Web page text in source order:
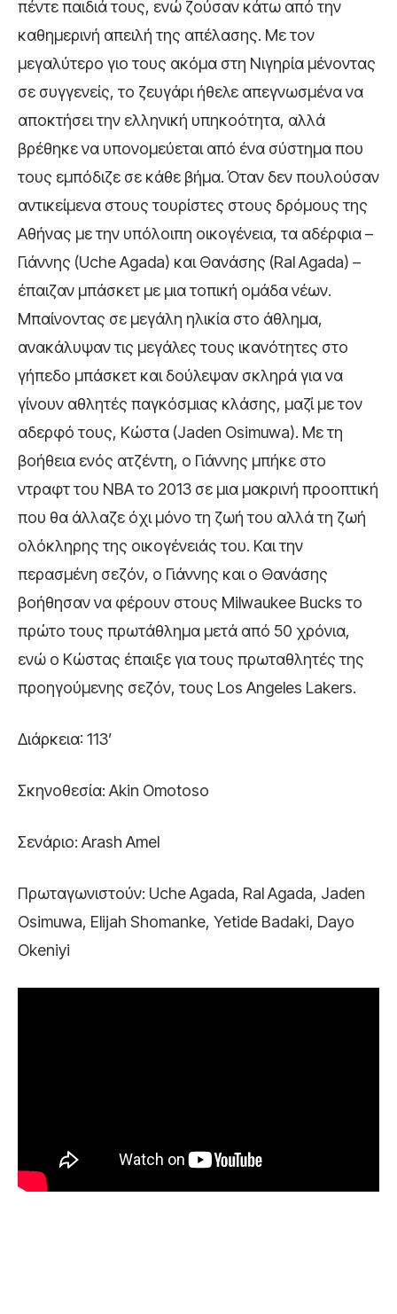
πέντε παιδιά τους, ενώ ζούσαν κάτω από την
καθημερινή απειλή της απέλασης. Με τον
μεγαλύτερο γιο τους ακόμα στη Νιγηρία μένοντας
σε συγγενείς, το ζευγάρι ήθελε απεγνωσμένα να
αποκτήσει την ελληνική υπηκοότητα, αλλά
βρέθηκε να υπονομεύεται από ένα σύστημα που
τους εμπόδιζε σε κάθε βήμα. Όταν δεν πουλούσαν
αντικείμενα στους τουρίστες στους δρόμους της
Αθήνας με την υπόλοιπη οικογένεια, τα αδέρφια –
Γιάννης (Uche Agada) και Θανάσης (Ral Agada) –
έπαιζαν μπάσκετ με μια τοπική ομάδα νέων.
Μπαίνοντας σε μεγάλη ηλικία στο άθλημα,
ανακάλυψαν τις μεγάλες τους ικανότητες στο
γήπεδο μπάσκετ και δούλεψαν σκληρά για να
γίνουν αθλητές παγκόσμιας κλάσης, μαζί με τον
αδερφό τους, Κώστα (Jaden Osimuwa). Με τη
βοήθεια ενός ατζέντη, ο Γιάννης μπήκε στο
ντραφτ του ΝΒΑ το 2013 σε μια μακρινή προοπτική
που θα άλλαζε όχι μόνο τη ζωή του αλλά τη ζωή
ολόκληρης της οικογένειάς του. Και την
περασμένη σεζόν, ο Γιάννης και ο Θανάσης
βοήθησαν να φέρουν στους Milwaukee Bucks το
πρώτο τους πρωτάθλημα μετά από 50 χρόνια,
ενώ ο Κώστας έπαιξε για τους πρωταθλητές της
προηγούμενης σεζόν, τους Los Angeles Lakers.
Διάρκεια: 113’
Σκηνοθεσία: Akin Omotoso
Σενάριο: Arash Amel
Πρωταγωνιστούν: Uche Agada, Ral Agada, Jaden
Osimuwa, Elijah Shomanke, Yetide Badaki, Dayo
Okeniyi